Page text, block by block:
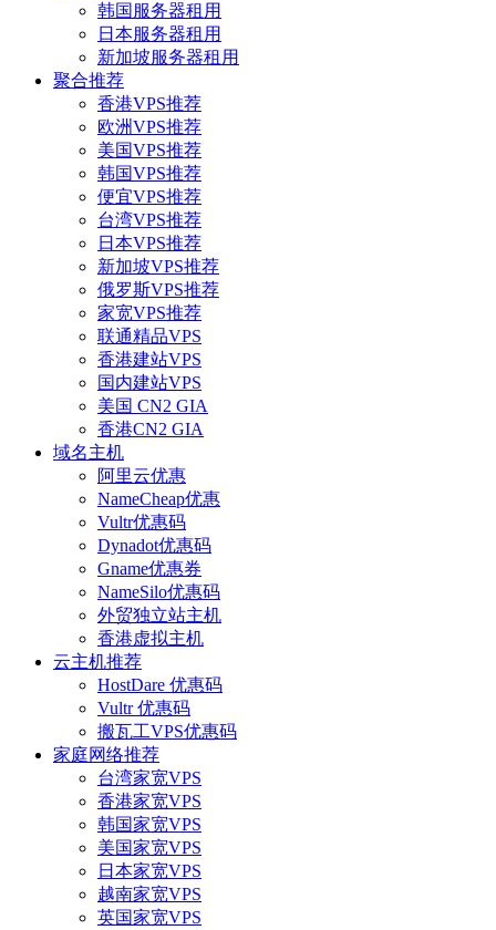
韩国服务器租用
日本服务器租用
新加坡服务器租用
聚合推荐
香港VPS推荐
欧洲VPS推荐
美国VPS推荐
韩国VPS推荐
便宜VPS推荐
台湾VPS推荐
日本VPS推荐
新加坡VPS推荐
俄罗斯VPS推荐
家宽VPS推荐
联通精品VPS
香港建站VPS
国内建站VPS
美国 CN2 GIA
香港CN2 GIA
域名主机
阿里云优惠
NameCheap优惠
Vultr优惠码
Dynadot优惠码
Gname优惠券
NameSilo优惠码
外贸独立站主机
香港虚拟主机
云主机推荐
HostDare 优惠码
Vultr 优惠码
搬瓦工VPS优惠码
家庭网络推荐
台湾家宽VPS
香港家宽VPS
韩国家宽VPS
美国家宽VPS
日本家宽VPS
越南家宽VPS
英国家宽VPS